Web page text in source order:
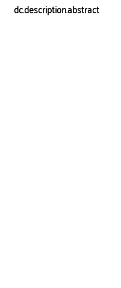
dc.description.abstract